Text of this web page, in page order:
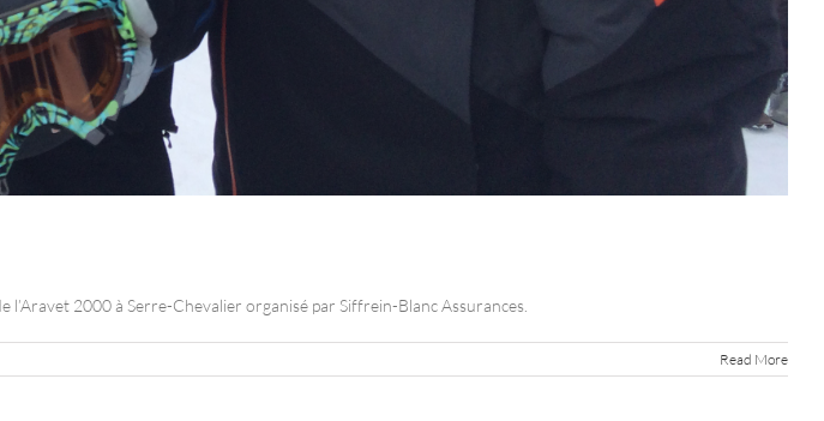
l’Aravet 2000 à Serre-Chevalier organisé par Siffrein-Blanc Assurances.
Read More